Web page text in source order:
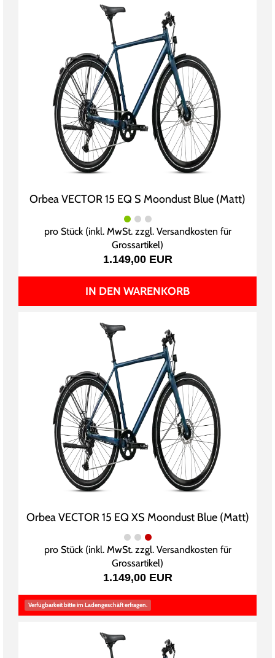
Orbea VECTOR 15 EQ S Moondust Blue (Matt)
pro Stück (inkl. MwSt. zzgl. Versandkosten für
Grossartikel)
1.149,00 EUR
IN DEN WARENKORB
Orbea VECTOR 15 EQ XS Moondust Blue (Matt)
pro Stück (inkl. MwSt. zzgl. Versandkosten für
Grossartikel)
1.149,00 EUR
Verfügbarkeit bitte im Ladengeschäft erfragen.